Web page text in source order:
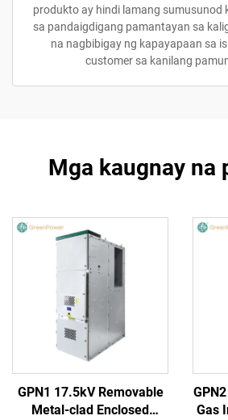
produkto ay hindi lamang sumusunod
sa pandaigdigang pamantayan sa
na nagbibigay ng kapayapaan sa
customer sa kanilang
Mga kaugnay na
GPN1 17.5kV Removable
Metal-clad Enclosed
Gas